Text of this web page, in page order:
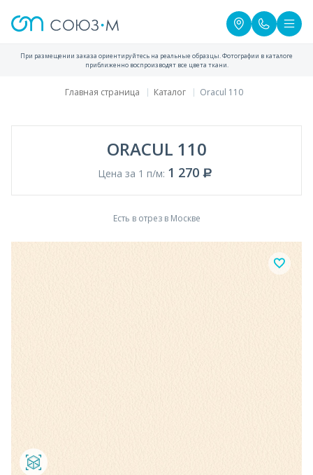
При размещении заказа ориентируйтесь на реальные образцы. Фотографии в каталоге
приближенно воспроизводят все цвета ткани.
Главная страница Каталог Oracul 110
ORACUL 110
Цена за 1 п/м: 1 270
Есть в отрез в Москве